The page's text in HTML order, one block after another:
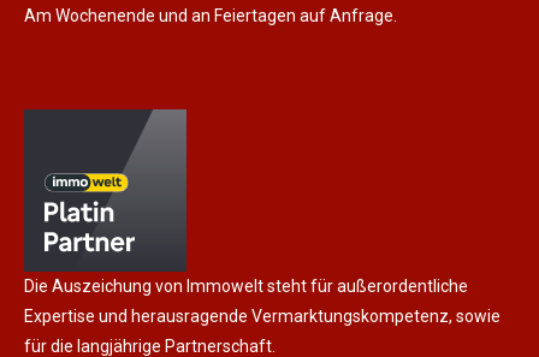
Am Wochenende und an Feiertagen auf Anfrage.
Die Auszeichung von Immowelt steht für außerordentliche
Expertise und herausragende Vermarktungskompetenz, sowie
für die langjährige Partnerschaft.